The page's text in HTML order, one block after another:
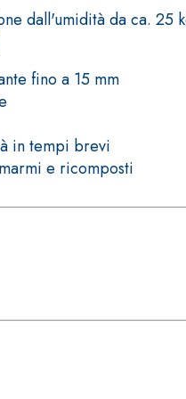
dall'umidità da ca. 25
fino a 15 mm
in tempi brevi
e ricomposti
fibrato, con calce